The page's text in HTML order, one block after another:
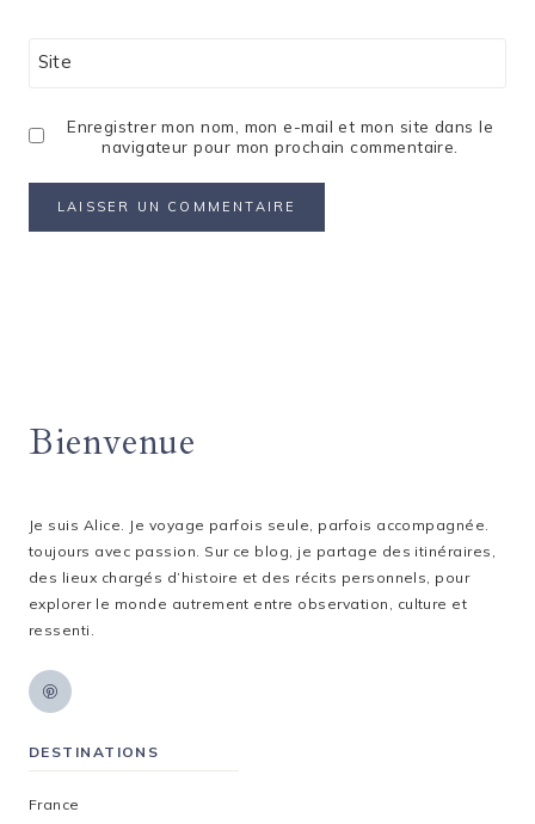
Site
Enregistrer mon nom, mon e-mail et mon site dans le
navigateur pour mon prochain commentaire.
Bienvenue
Je suis Alice. Je voyage parfois seule, parfois accompagnée.
toujours avec passion. Sur ce blog, je partage des itinéraires,
des lieux chargés d’histoire et des récits personnels, pour
explorer le monde autrement entre observation, culture et
ressenti.
DESTINATIONS
France